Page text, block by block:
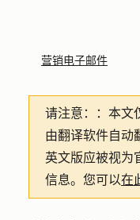
营销电子邮件
请注意： ：本文
由翻译软件自动
英文版应被视为
信息。您可以在